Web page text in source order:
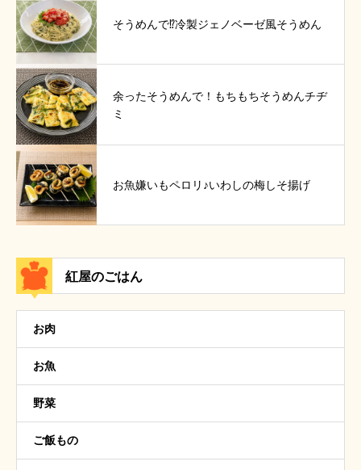
そうめんで⁉冷製ジェノベーゼ風そうめん
余ったそうめんで！もちもちそうめんチヂ
ミ
お魚嫌いもペロリ♪いわしの梅しそ揚げ
紅屋のごはん
お肉
お魚
野菜
ご飯もの